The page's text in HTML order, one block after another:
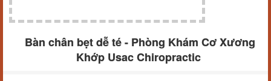
Bàn chân bẹt dễ té - Phòng Khám Cơ Xương
Khớp Usac Chiropractic